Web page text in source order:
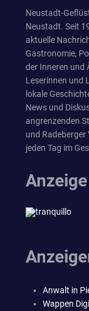
Neustadt-
Neustadt. Seit
aktuelle
Gastronomie,
der Inneren und
Leserinnen und
lokale
News und
angrenzenden
und
jeden Tag im
Anzeige
Anwalt in
Wappen